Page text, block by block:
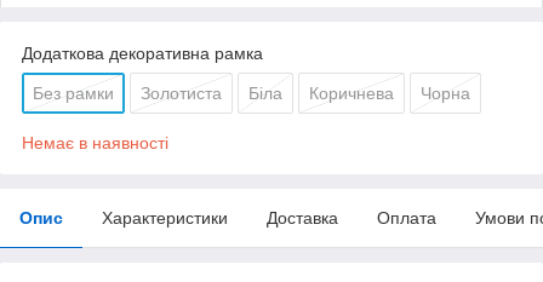
Додаткова декоративна рамка
Без рамки Золотиста Біла Коричнева Чорна
Немає в наявності
Опис Характеристики Доставка Оплата Умови